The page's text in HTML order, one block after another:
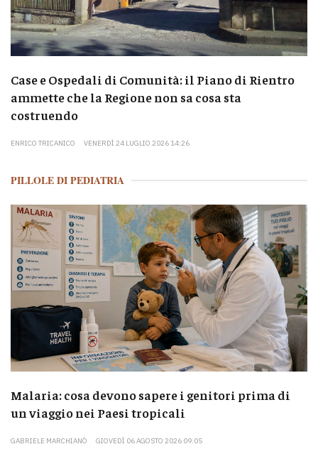
Case e Ospedali di Comunità: il Piano di Rientro
ammette che la Regione non sa cosa sta
costruendo
ENRICO TRICANICO VENERDÌ 24 LUGLIO 2026 14:26
PILLOLE DI PEDIATRIA
Malaria: cosa devono sapere i genitori prima di
un viaggio nei Paesi tropicali
GABRIELE MARCHIANÒ GIOVEDÌ 06 AGOSTO 2026 09:05